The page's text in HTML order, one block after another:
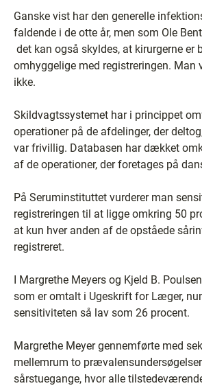
Ganske vist har den generelle
faldende i de otte år, men som Ole
det kan også skyldes, at kirurgerne er
omhyggelige med registreringen. Man
ikke.
Skildvagtssystemet har i princippet
operationer på de afdelinger, der
var frivillig. Databasen har dækket
af de operationer, der foretages på
På Seruminstituttet vurderer man
registreringen til at ligge omkring 50
at kun hver anden af de opståede
registreret.
I Margrethe Meyers og Kjeld B.
som er omtalt i Ugeskrift for Læger,
sensitiviteten så lav som 26 procent.
Margrethe Meyer gennemførte med
mellemrum to
sårstuegange, hvor alle